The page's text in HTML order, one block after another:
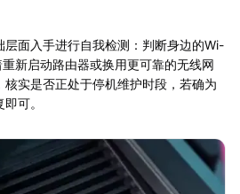
面入手进行自我检测：判断身边的Wi-
新启动路由器或换用更可靠的无线网
实是否正处于停机维护时段，若确为
可。